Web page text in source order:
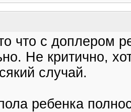
что с доплером
Не критично,
случай.
ребенка